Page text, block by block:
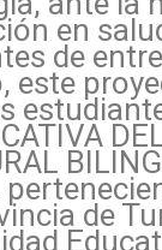
en
de
este
de